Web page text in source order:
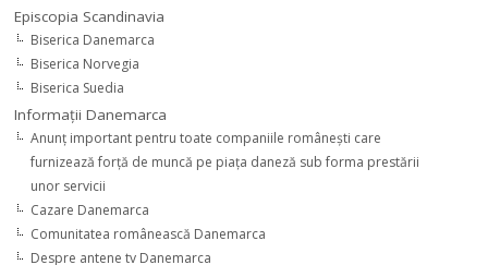
Episcopia Scandinavia
Biserica Danemarca
Biserica Norvegia
Biserica Suedia
Informaţii Danemarca
Anunţ important pentru toate companiile româneşti care
furnizează forţă de muncă pe piaţa daneză sub forma prestării
unor servicii
Cazare Danemarca
Comunitatea românească Danemarca
Despre antene tv Danemarca